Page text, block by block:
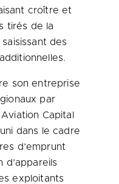
croître et
tirés de la
des
son entreprise
par
Capital
dans le cadre
d’emprunt
d’appareils
exploitants